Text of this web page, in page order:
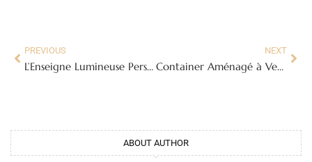
PREVIOUS
L’Enseigne Lumineuse Personnalisable : Un Atout Incontournable pour Votre Entreprise
NEXT
Container Aménagé à Vendre : Guide Complet pour Faire le Bon Choix
ABOUT AUTHOR